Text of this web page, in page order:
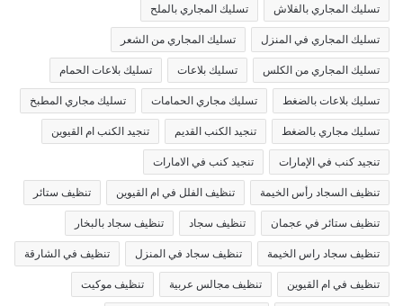
تسليك المجاري بالفلاش تسليك المجاري بالملح
تسليك المجاري في المنزل تسليك المجاري من الشعر
تسليك المجاري من الكلس تسليك بلاعات تسليك بلاعات الحمام
تسليك بلاعات بالضغط تسليك مجاري الحمامات تسليك مجاري المطبخ
تسليك مجاري بالضغط تنجيد الكنب القديم تنجيد الكنب ام القيوين
تنجيد كنب في الإمارات تنجيد كنب في الامارات
تنظيف السجاد رأس الخيمة تنظيف الفلل في ام القيوين تنظيف ستائر
تنظيف ستائر في عجمان تنظيف سجاد تنظيف سجاد بالبخار
تنظيف سجاد راس الخيمة تنظيف سجاد في المنزل تنظيف في الشارقة
تنظيف في ام القيوين تنظيف مجالس عربية تنظيف موكيت